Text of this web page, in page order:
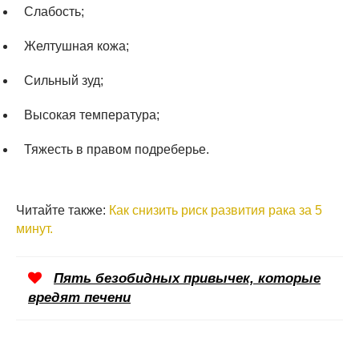
Слабость;
Желтушная кожа;
Сильный зуд;
Высокая температура;
Тяжесть в правом подреберье.
Читайте также: Как снизить риск развития рака за 5
минут.
Пять безобидных привычек, которые
вредят печени